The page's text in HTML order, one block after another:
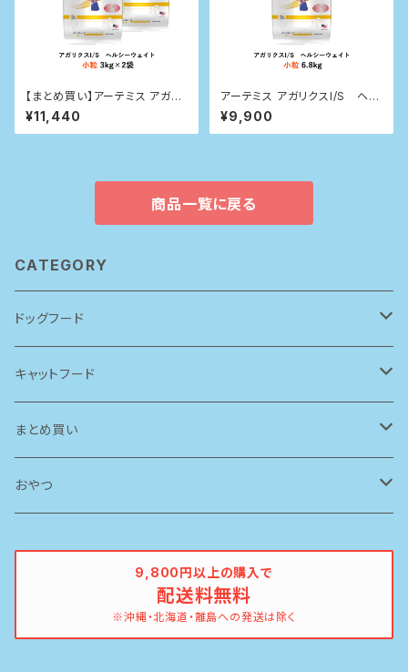
【まとめ買い】アーテミス アガリ
クスI/S ヘルシーウェイト 小粒
3kg×２袋
¥11,440
アーテミス アガリクスI/S ヘル
シーウェイト 小粒 6.8kg
¥9,900
商品一覧に戻る
CATEGORY
ドッグフード
アーテミス(アガリクスI/S)
ソリッドゴールド
ブリスミックス
キャットフード
ルシャット
ソリッドゴールド
まとめ買い
ドッグフード
おやつ
9,800円以上の購入で
配送料無料
※沖縄・北海道・離島への発送は除く